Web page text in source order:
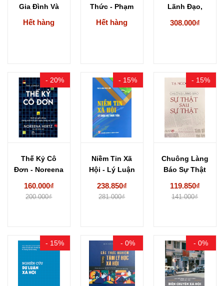
Gia Đình Và
Giới Đương...
Hết hàng
Thức - Phạm
Văn...
Hết hàng
Lãnh Đạo,
308.000₫
- 20%
Thế Kỷ Cô
Đơn - Noreena
160.000₫
200.000₫
- 15%
Niềm Tin Xã
Hội - Lý Luận
238.850₫
281.000₫
- 15%
Chuông Làng
Báo Sự Thật
119.850₫
141.000₫
- 15% - 0% - 0%